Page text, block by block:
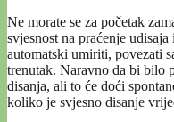
Ne morate se za početak
svjesnost na praćenje
automatski umiriti, povezati
trenutak. Naravno da bi bilo
disanja, ali to će doći
koliko je svjesno disanje